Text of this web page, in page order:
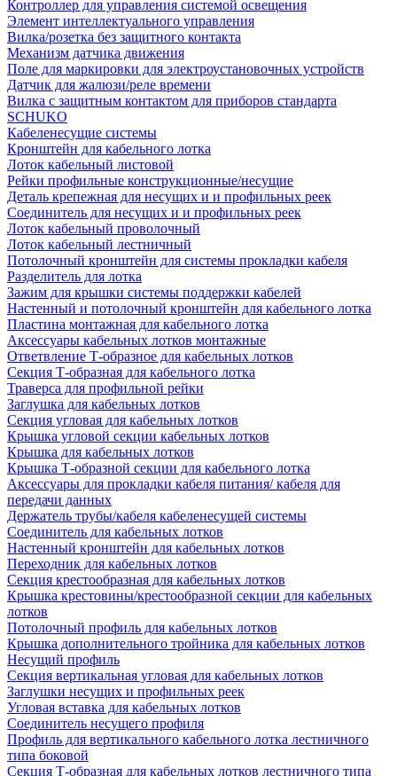
Контроллер для управления системой освещения
Элемент интеллектуального управления
Вилка/розетка без защитного контакта
Механизм датчика движения
Поле для маркировки для электроустановочных устройств
Датчик для жалюзи/реле времени
Вилка с защитным контактом для приборов стандарта
SCHUKO
Кабеленесущие системы
Кронштейн для кабельного лотка
Лоток кабельный листовой
Рейки профильные конструкционные/несущие
Деталь крепежная для несущих и и профильных реек
Соединитель для несущих и и профильных реек
Лоток кабельный проволочный
Лоток кабельный лестничный
Потолочный кронштейн для системы прокладки кабеля
Разделитель для лотка
Зажим для крышки системы поддержки кабелей
Настенный и потолочный кронштейн для кабельного лотка
Пластина монтажная для кабельного лотка
Аксессуары кабельных лотков монтажные
Ответвление Т-образное для кабельных лотков
Секция Т-образная для кабельного лотка
Траверса для профильной рейки
Заглушка для кабельных лотков
Секция угловая для кабельных лотков
Крышка угловой секции кабельных лотков
Крышка для кабельных лотков
Крышка Т-образной секции для кабельного лотка
Аксессуары для прокладки кабеля питания/ кабеля для
передачи данных
Держатель трубы/кабеля кабеленесущей системы
Соединитель для кабельных лотков
Настенный кронштейн для кабельных лотков
Переходник для кабельных лотков
Секция крестообразная для кабельных лотков
Крышка крестовины/крестообразной секции для кабельных
лотков
Потолочный профиль для кабельных лотков
Крышка дополнительного тройника для кабельных лотков
Несущий профиль
Секция вертикальная угловая для кабельных лотков
Заглушки несущих и профильных реек
Угловая вставка для кабельных лотков
Соединитель несущего профиля
Профиль для вертикального кабельного лотка лестничного
типа боковой
Секция Т-образная для кабельных лотков лестничного типа